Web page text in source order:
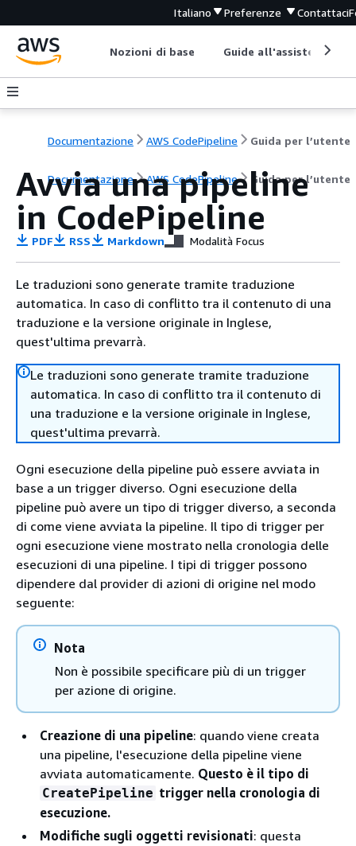
Italiano Preferenze Contattaci
Nozioni di base Guide all'assistenza
Documentazione AWS CodePipeline Guida per l’utente
Documentazione AWS CodePipeline Guida per l’utente
Avvia una pipeline
in CodePipeline
PDF RSS Markdown Modalità Focus
Le traduzioni sono generate tramite traduzione
automatica. In caso di conflitto tra il contenuto di una
traduzione e la versione originale in Inglese,
quest'ultima prevarrà.
Le traduzioni sono generate tramite traduzione
automatica. In caso di conflitto tra il contenuto di
una traduzione e la versione originale in Inglese,
quest'ultima prevarrà.
Ogni esecuzione della pipeline può essere avviata in
base a un trigger diverso. Ogni esecuzione della
pipeline può avere un tipo di trigger diverso, a seconda
di come viene avviata la pipeline. Il tipo di trigger per
ogni esecuzione viene mostrato nella cronologia delle
esecuzioni di una pipeline. I tipi di trigger possono
dipendere dal provider di azioni di origine nel modo
seguente:
Nota
Non è possibile specificare più di un trigger
per azione di origine.
Creazione di una pipeline: quando viene creata
una pipeline, l'esecuzione della pipeline viene
avviata automaticamente. Questo è il tipo di
CreatePipeline trigger nella cronologia di
esecuzione.
Modifiche sugli oggetti revisionati: questa